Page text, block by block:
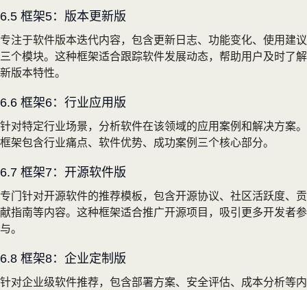
6.5 框架5：版本更新版
专注于软件版本迭代内容，包含更新日志、功能变化、使用建议
三个模块。这种框架适合跟踪软件发展动态，帮助用户及时了解
新版本特性。
6.6 框架6：行业应用版
针对特定行业场景，分析软件在该领域的应用案例和解决方案。
框架包含行业痛点、软件优势、成功案例三个核心部分。
6.7 框架7：开源软件版
专门针对开源软件的推荐模板，包含开源协议、社区活跃度、贡
献指南等内容。这种框架适合推广开源项目，吸引更多开发者参
与。
6.8 框架8：企业定制版
针对企业级软件推荐，包含部署方案、安全评估、成本分析等内